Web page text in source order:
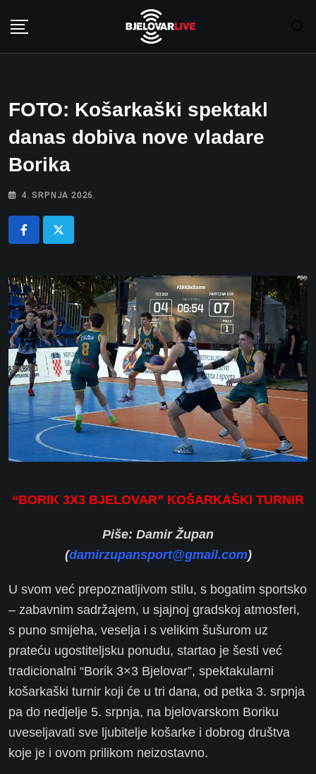
FOTO: Košarkaški spektakl
danas dobiva nove vladare
Borika
4. SRPNJA 2026.
“BORIK 3X3 BJELOVAR” KOŠARKAŠKI TURNIR
Piše: Damir Župan
(damirzupansport@gmail.com)
U svom već prepoznatljivom stilu, s bogatim sportsko
– zabavnim sadržajem, u sjajnoj gradskoj atmosferi,
s puno smijeha, veselja i s velikim šušurom uz
prateću ugostiteljsku ponudu, startao je šesti već
tradicionalni “Borik 3×3 Bjelovar”, spektakularni
košarkaški turnir koji će u tri dana, od petka 3. srpnja
pa do nedjelje 5. srpnja, na bjelovarskom Boriku
uveseljavati sve ljubitelje košarke i dobrog društva
koje je i ovom prilikom neizostavno.